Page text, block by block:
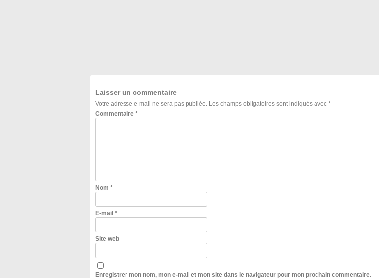
Laisser un commentaire
Votre adresse e-mail ne sera pas publiée. Les champs obligatoires sont indiqués avec *
Commentaire *
Nom *
E-mail *
Site web
Enregistrer mon nom, mon e-mail et mon site dans le navigateur pour mon prochain commentaire.